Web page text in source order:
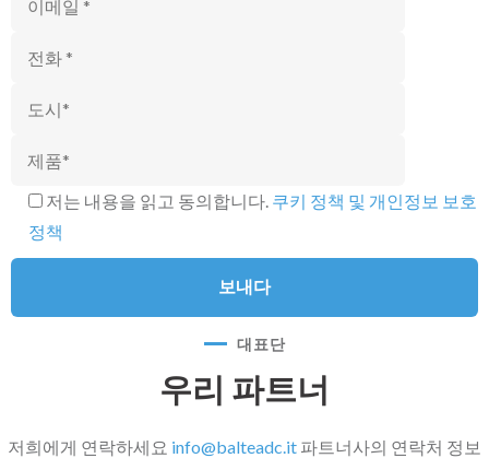
저는 내용을 읽고 동의합니다. 쿠키 정책 및 개인정보 보호
정책
대표단
우리 파트너
저희에게 연락하세요 info@balteadc.it 파트너사의 연락처 정보